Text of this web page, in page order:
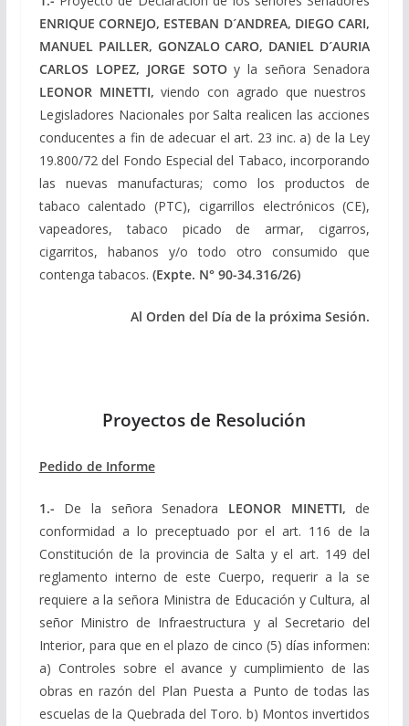
ENRIQUE CORNEJO, ESTEBAN D´ANDREA, DIEGO CARI,
MANUEL PAILLER, GONZALO CARO, DANIEL D´AURIA
CARLOS LOPEZ, JORGE SOTOy la señora Senadora
LEONOR MINETTI,viendo con agrado que nuestros
Legisladores Nacionales por Salta realicen las acciones
conducentes a fin de adecuar el art. 23 inc. a) de la Ley
19.800/72 del Fondo Especial del Tabaco, incorporando
las nuevas manufacturas; como los productos de
tabaco calentado (PTC), cigarrillos electrónicos (CE),
vapeadores, tabaco picado de armar, cigarros,
cigarritos, habanos y/o todo otro consumido que
contenga tabacos. (Expte. N° 90-34.316/26)
Al Orden del Día de la próxima Sesión.
Proyectos de Resolución
Pedido de Informe
1.- De la señora Senadora LEONOR MINETTI, de
conformidad a lo preceptuado por el art. 116 de la
Constitución de la provincia de Salta y el art. 149 del
reglamento interno de este Cuerpo, requerir a la se
requiere a la señora Ministra de Educación y Cultura, al
señor Ministro de Infraestructura y al Secretario del
Interior, para que en el plazo de cinco (5) días informen:
a) Controles sobre el avance y cumplimiento de las
obras en razón del Plan Puesta a Punto de todas las
escuelas de la Quebrada del Toro. b) Montos invertidos